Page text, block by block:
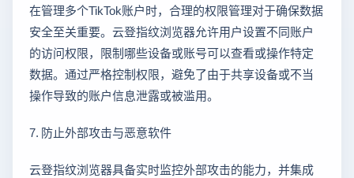
在管理多个TikTok账户时，合理的权限管理对于确保数据
安全至关重要。云登指纹浏览器允许用户设置不同账户
的访问权限，限制哪些设备或账号可以查看或操作特定
数据。通过严格控制权限，避免了由于共享设备或不当
操作导致的账户信息泄露或被滥用。
7. 防止外部攻击与恶意软件
云登指纹浏览器具备实时监控外部攻击的能力，并集成